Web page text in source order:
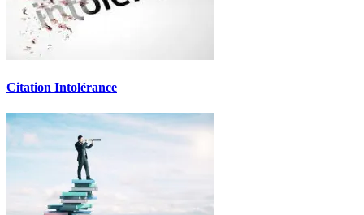
Citation Intolérance